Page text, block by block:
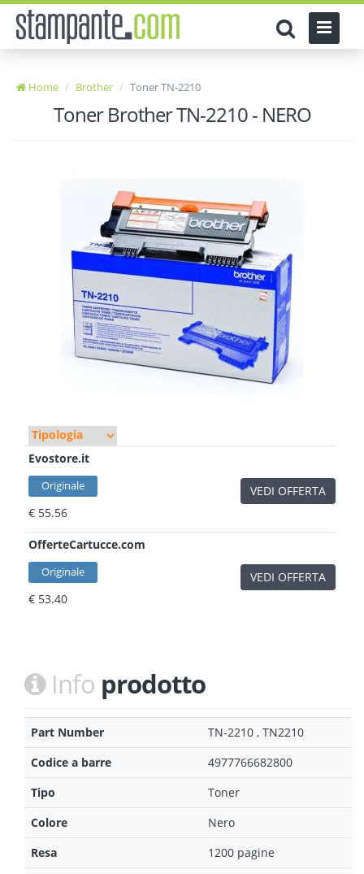
Home Brother Toner TN-2210
Toner Brother TN-2210 - NERO
Evostore.it
Originale
€ 55.56
VEDI OFFERTA
OfferteCartucce.com
Originale
€ 53.40
VEDI OFFERTA
Info prodotto
Part Number
TN-2210 , TN2210
Codice a barre
4977766682800
Tipo
Toner
Colore
Nero
Resa
1200 pagine